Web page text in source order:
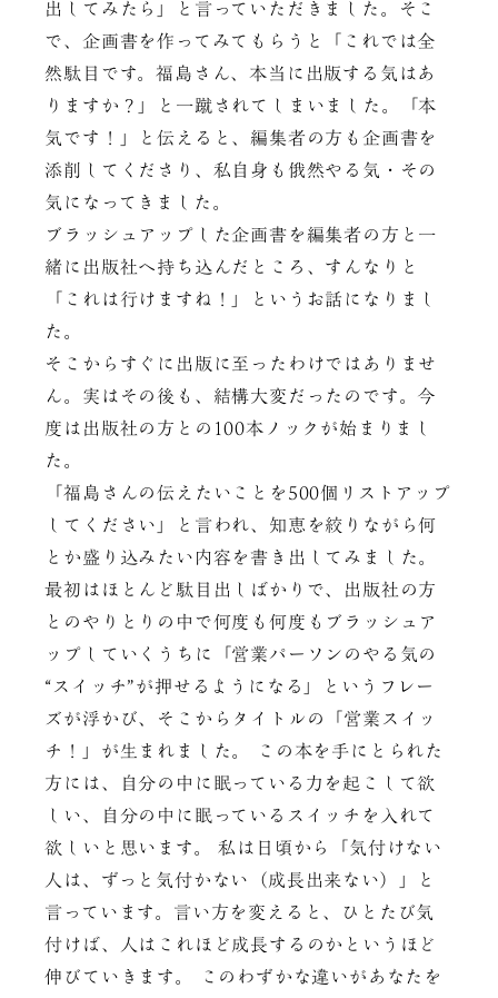
出してみたら」と言っていただきました。そこ
で、企画書を作ってみてもらうと「これでは全
然駄目です。福島さん、本当に出版する気はあ
りますか？」と一蹴されてしまいました。「本
気です！」と伝えると、編集者の方も企画書を
添削してくださり、私自身も俄然やる気・その
気になってきました。
ブラッシュアップした企画書を編集者の方と一
緒に出版社へ持ち込んだところ、すんなりと
「これは行けますね！」というお話になりまし
た。
そこからすぐに出版に至ったわけではありませ
ん。実はその後も、結構大変だったのです。今
度は出版社の方との100本ノックが始まりまし
た。
「福島さんの伝えたいことを500個リストアップ
してください」と言われ、知恵を絞りながら何
とか盛り込みたい内容を書き出してみました。
最初はほとんど駄目出しばかりで、出版社の方
とのやりとりの中で何度も何度もブラッシュア
ップしていくうちに「営業パーソンのやる気の
“スイッチ”が押せるようになる」というフレー
ズが浮かび、そこからタイトルの「営業スイッ
チ！」が生まれました。 この本を手にとられた
方には、自分の中に眠っている力を起こして欲
しい、自分の中に眠っているスイッチを入れて
欲しいと思います。 私は日頃から「気付けない
人は、ずっと気付かない（成長出来ない）」と
言っています。言い方を変えると、ひとたび気
付けば、人はこれほど成長するのかというほど
伸びていきます。 このわずかな違いがあなたを